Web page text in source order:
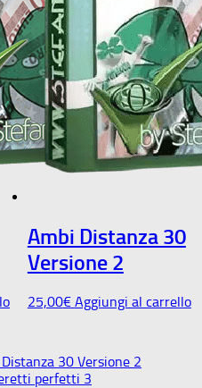
Ambi Distanza 30
Versione 2
25,00€ Aggiungi al carrello
30 Versione 2
perfetti 3